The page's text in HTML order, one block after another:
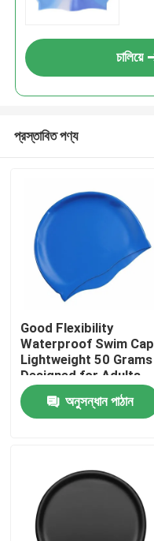
পণ্য
চালিয়ে
প্রস্তাবিত পণ্য
Good Flexibility
Waterproof Swim Cap
Lightweight 50 Grams
Designed for Adults
and Children
Comfortable
Swimming Experience
অনুসন্ধান পাঠান